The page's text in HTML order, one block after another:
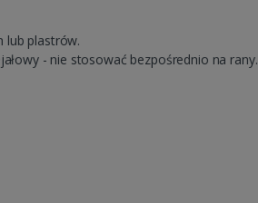
lub plastrów.
- nie stosować bezpośrednio na rany.